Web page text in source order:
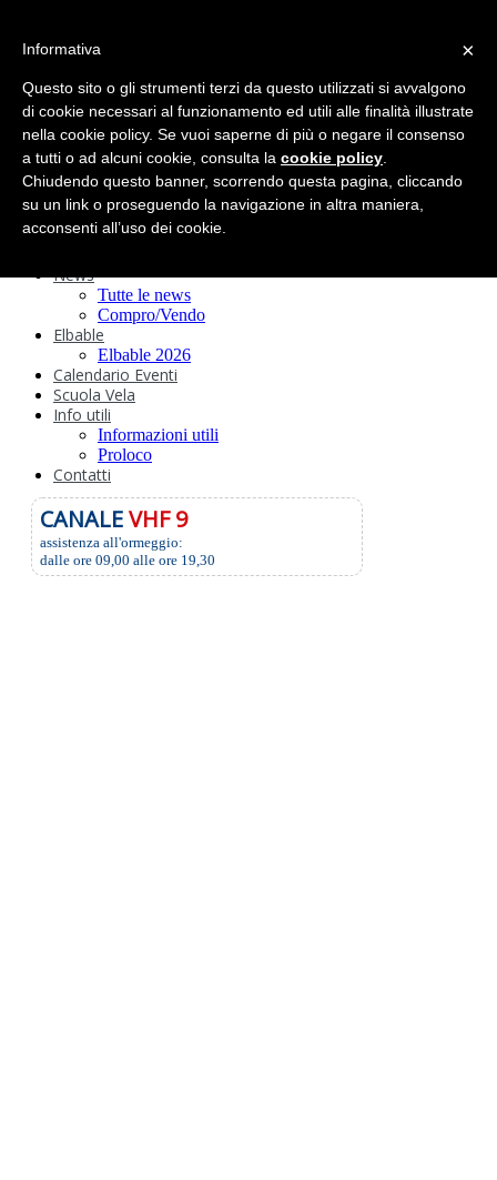
Circolo
Statuto e
Regolamenti
Storia
Ormeggi
Sede e Servizi
Attività
Safeguarding
News
Tutte le news
Compro/Vendo
Elbable
Elbable 2026
Calendario Eventi
Scuola Vela
Info utili
Informazioni utili
Proloco
Contatti
CANALEVHF 9
assistenza all'ormeggio:
dalle ore 09,00 alle ore 19,30
×
Informativa
Questo sito o gli strumenti terzi da questo utilizzati si avvalgono
di cookie necessari al funzionamento ed utili alle finalità illustrate
nella cookie policy. Se vuoi saperne di più o negare il consenso
a tutti o ad alcuni cookie, consulta la cookie policy
Chiudendo questo banner, scorrendo questa pagina, cliccando
su un link o proseguendo la navigazione in altra maniera,
acconsenti all’uso dei cookie.